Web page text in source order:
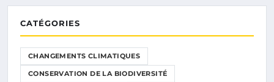
CATÉGORIES
CHANGEMENTS CLIMATIQUES
CONSERVATION DE LA BIODIVERSITÉ